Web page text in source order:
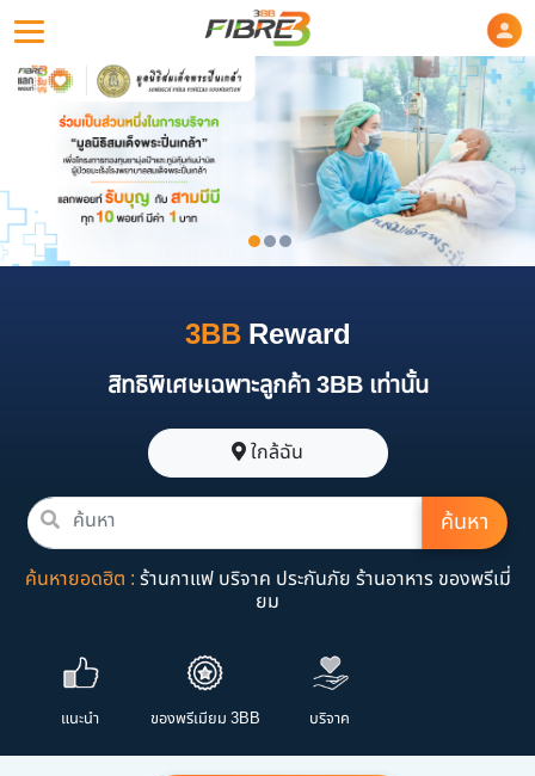
3BBReward
สิทธิพิเศษเฉพาะลูกค้า 3BB เท่านั้น
ใกล้ฉัน
ค้นหา
ค้นหายอดฮิต : ร้านกาแฟ บริจาค ประกันภัย ร้านอาหาร ของพรีเมี่
ยม
แนะนำ ของพรีเมียม 3BB บริจาค